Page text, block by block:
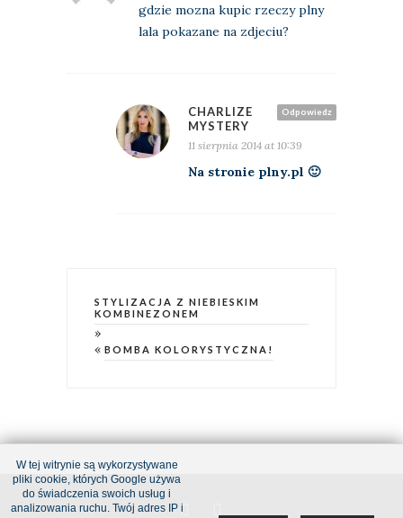
gdzie mozna kupic rzeczy plny
lala pokazane na zdjeciu?
Odpowiedz
CHARLIZE
MYSTERY
11 sierpnia 2014 at 10:39
Na stronie plny.pl 🙂
STYLIZACJA Z NIEBIESKIM
KOMBINEZONEM
»
« BOMBA KOLORYSTYCZNA!
W tej witrynie są wykorzystywane
pliki cookie, których Google używa
do świadczenia swoich usług i
analizowania ruchu. Twój adres IP i